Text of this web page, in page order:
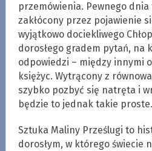
przemówienia. Pewnego
zakłócony przez pojawienie
wyjątkowo dociekliwego
dorosłego gradem pytań, na
odpowiedzi – między innymi
księżyc. Wytrącony z
szybko pozbyć się natręta i
będzie to jednak takie proste.
Sztuka Maliny Prześlugi to
dorosłym, w którego świecie